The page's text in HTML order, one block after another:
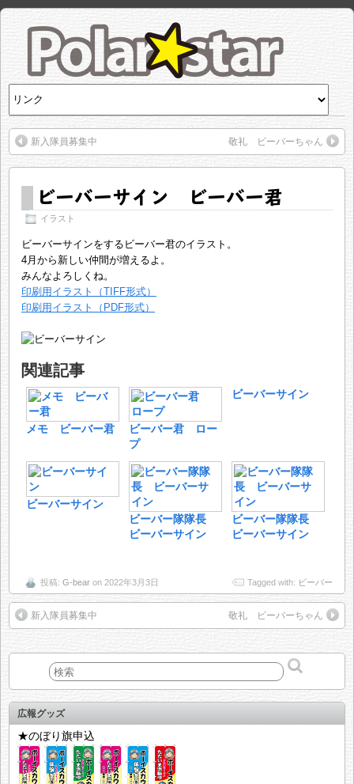
新入隊員募集中 敬礼 ビーバーちゃん
ビーバーサイン ビーバー君
イラスト
ビーバーサインをするビーバー君のイラスト。
4月から新しい仲間が増えるよ。
みんなよろしくね。
印刷用イラスト（TIFF形式）
印刷用イラスト（PDF形式）
関連記事
メモ ビーバー君
ビーバー君 ロー
プ
ビーバーサイン
ビーバーサイン
ビーバー隊隊長
ビーバーサイン
ビーバー隊隊長
ビーバーサイン
投稿: G-bear on 2022年3月3日 Tagged with: ビーバー
新入隊員募集中 敬礼 ビーバーちゃん
広報グッズ
★のぼり旗申込